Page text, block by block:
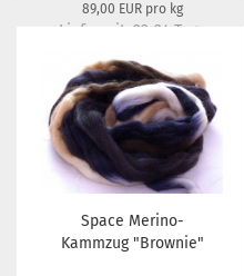
89,00 EUR pro kg
Lieferzeit: 22-24 Tage
Space Merino-
Kammzug "Brownie"